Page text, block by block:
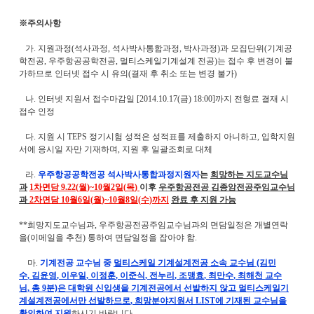
※주의사항
가. 지원과정(석사과정, 석사박사통합과정, 박사과정)과 모집단위 (기계공
학전공, 우주항공공학전공, 멀티스케일기계설계 전공)는 접수 후 변경이 불
가하므로 인터넷 접수 시 유의 (결재 후 취소 또는 변경 불가)
나. 인터넷 지원서 접수마감일 [2014.10.17(금) 18:00]까지 전형료 결재 시
접수 인정
다. 지원 시 TEPS 정기시험 성적은 성적표를 제출하지 아니하고, 입학지원
서에 응시일 자만 기재하며, 지원 후 일괄조회로 대체
라. 우주항공공학전공 석사박사통합과정지원자는 희망하는 지도교수님
과 1차면담 9.22(월)~10월2일(목) 이후 우주항공전공 김종암전공주임교수님
과 2차면담 10월6일(월)~10월8일(수)까지 완료 후 지원 가능
**희망지도교수님과, 우주항공전공주임교수님과의 면담일정은 개별연락
을(이메일을 추천) 통하여 면담일정을 잡아야 함.
마. 기계전공 교수님 중 멀티스케일 기계설계전공 소속 교수님 (김민
수, 김윤영, 이우일, 이정훈, 이준식, 전누리 , 조맹효, 최만수, 최해천 교수
님, 총 9분)은 대학원 신입생을 기계전공에서 선발하지 않고 멀티스케일기
계설계전공에서만 선발하므로, 희망분야지원서 LIST에 기재된 교수님을